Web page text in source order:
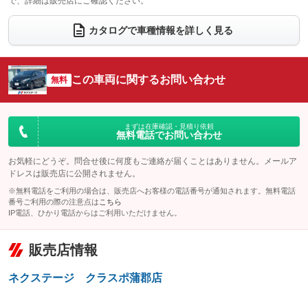
ウォークスルー
：装備あり
電動リアゲート フロントカメラ
：装備なし
：装備なし ：装備なし
サイドカメラ
：装備なし ルーフレール
：装備なし
：装備なし
：装備なし
カタログで車種情報を詳しく見る
無料 この車両に関するお問い合わせ
まずは在庫確認・見積り依頼
無料電話でお問い合わせ
お気軽にどうぞ。問合せ後に何度もご連絡が届くことはありません。メールア
ドレスは販売店に公開されません。
※無料電話をご利用の場合は、販売店へお客様の電話番号が通知されます。無料電話
番号ご利用の際の注意点は こちら
IP電話、ひかり電話からはご利用いただけません。
販売店情報
ネクステージ クラスポ蒲郡店